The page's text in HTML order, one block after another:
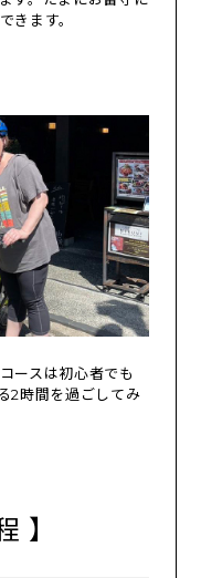
きます。
ースは初心者でも
2時間を過ごしてみ
】